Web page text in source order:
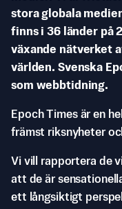
stora globala
finns i 36 länder på
växande nätverket
världen. Svenska
som webbtidning.
Epoch Times är en
främst riksnyheter
Vi vill rapportera de
att de är
ett långsiktigt